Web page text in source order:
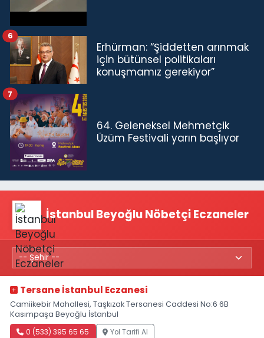
Erhürman: “Şiddetten arınmak
için bütünsel politikaları
konuşmamız gerekiyor”
6
64. Geleneksel Mehmetçik
Üzüm Festivali yarın başlıyor
7
İstanbul Beyoğlu Nöbetçi Eczaneler
Tersane İstanbul Eczanesi
Camiikebir Mahallesi, Taşkızak Tersanesi Caddesi No:6 6B
Kasımpaşa Beyoğlu İstanbul
0 (533) 395 65 65 Yol Tarifi Al